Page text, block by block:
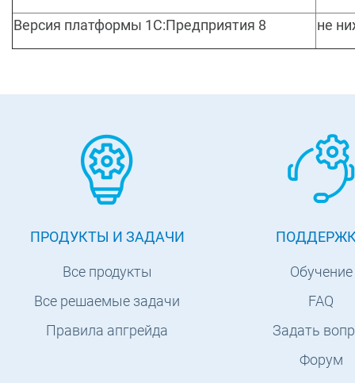
Версия платформы 1С:Предприятия 8 не
ПРОДУКТЫ И ЗАДАЧИ
Все продукты
Все решаемые задачи
Правила апгрейда
Обучение
FAQ
Задать
Форум